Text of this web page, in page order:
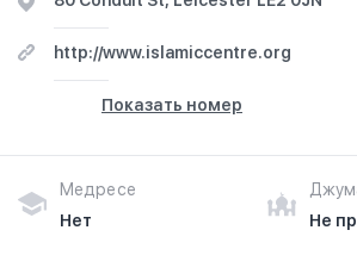
The third phase of the project
community hall, Imams' residence, a
house. The congregation celebrates
supported by the Barelwi, Hanafi Ulemah.
http://www.islamiccentre.org
Показать номер
Медресе
Нет
Не